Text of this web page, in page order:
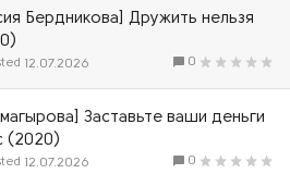
Бердникова] Дружить нельзя
0
12.07.2026
Заставьте ваши деньги
(2020)
0
12.07.2026